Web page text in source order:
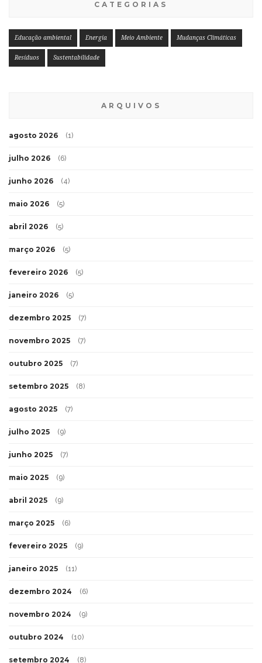
CATEGORIAS
Educação ambiental Energia Meio Ambiente Mudanças Climáticas
Resíduos Sustentabilidade
ARQUIVOS
agosto 2026 (1)
julho 2026 (6)
junho 2026 (4)
maio 2026 (5)
abril 2026 (5)
março 2026 (5)
fevereiro 2026 (5)
janeiro 2026 (5)
dezembro 2025 (7)
novembro 2025 (7)
outubro 2025 (7)
setembro 2025 (8)
agosto 2025 (7)
julho 2025 (9)
junho 2025 (7)
maio 2025 (9)
abril 2025 (9)
março 2025 (6)
fevereiro 2025 (9)
janeiro 2025 (11)
dezembro 2024 (6)
novembro 2024 (9)
outubro 2024 (10)
setembro 2024 (8)